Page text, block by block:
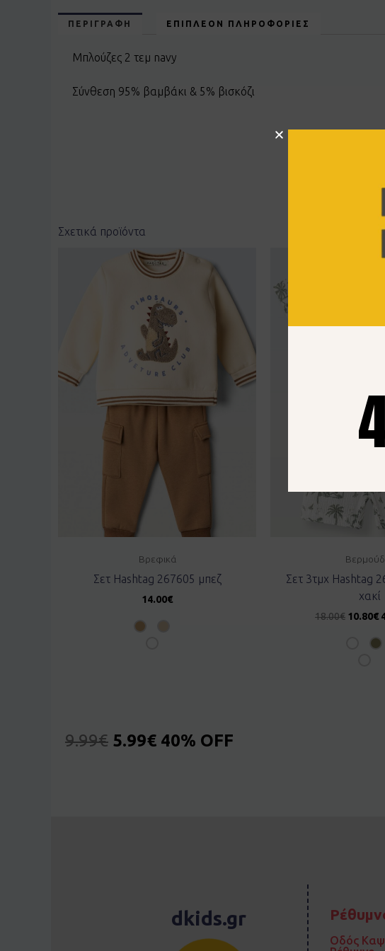
ΠΕΡΙΓΡΑΦΉ ΕΠΙΠΛΈΟΝ ΠΛΗΡΟΦΟΡΊΕΣ
Μπλούζες 2 τεμ navy
Σύνθεση 95% βαμβάκι & 5% βισκόζι
Σχετικά προϊόντα
Βρεφικά
Σετ Hashtag 267605 μπεζ
14.00€
Σετ 3τμχ Hashtag
χακί
18.00€ 10.80€
9.99€ 5.99€ 40% OFF
dkids.gr
Οδός